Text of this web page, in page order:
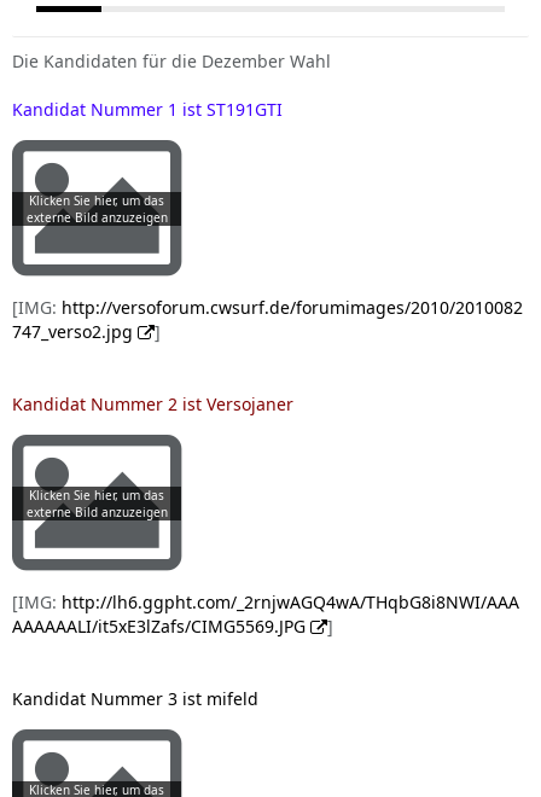
Die Kandidaten für die Dezember Wahl
Kandidat Nummer 1 ist ST191GTI
[IMG: http://versoforum.cwsurf.de/forumimages/2010/2010082
747_verso2.jpg
]
Kandidat Nummer 2 ist Versojaner
[IMG: http://lh6.ggpht.com/_2rnjwAGQ4wA/THqbG8i8NWI/AAA
AAAAAALI/it5xE3lZafs/CIMG5569.JPG
]
Kandidat Nummer 3 ist mifeld